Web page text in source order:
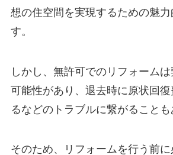
想の住空間を実現するための魅
す。
しかし、無許可でのリフォーム
可能性があり、退去時に原状回
るなどのトラブルに繋がることも
そのため、リフォームを行う前